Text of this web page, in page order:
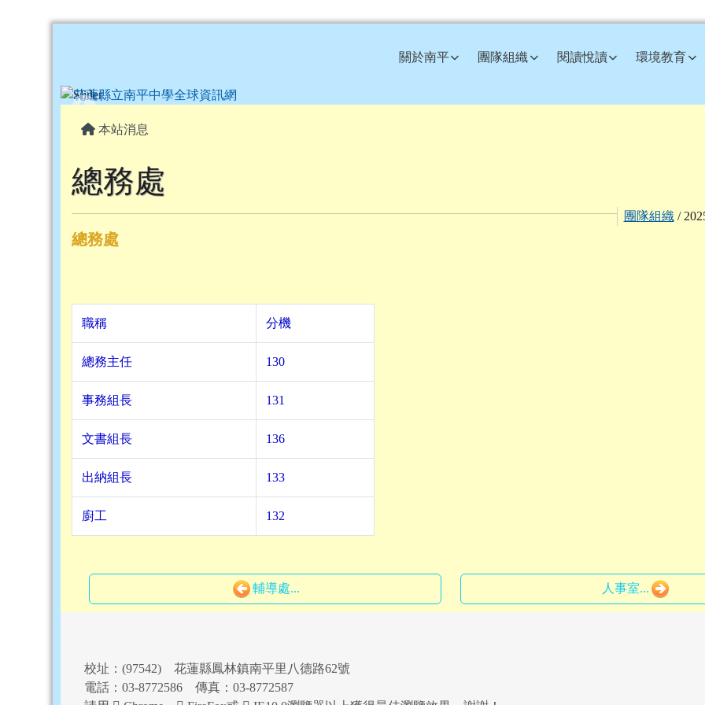
花蓮縣立南平中學全球資訊網關於南平 團隊組織 閱讀悅讀 環境教育
主內容區域
本站消息
總務處
團隊組織/
總務處
職稱 分機
總務主任 130
事務組長 131
文書組長 136
出納組長 133
廚工 132
輔導處... 人事室...
頁尾區域
頁尾區域內容
校址：(97542) 花蓮縣鳳林鎮南平里八德路62號
電話：03-8772586 傳真：03-8772587